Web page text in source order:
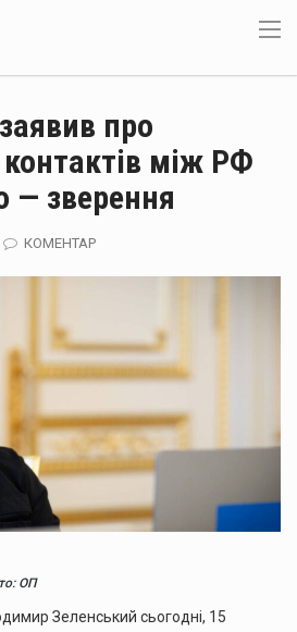
про
контактів між РФ
— зверення
КОМЕНТАР
ОП
Зеленський сьогодні, 15